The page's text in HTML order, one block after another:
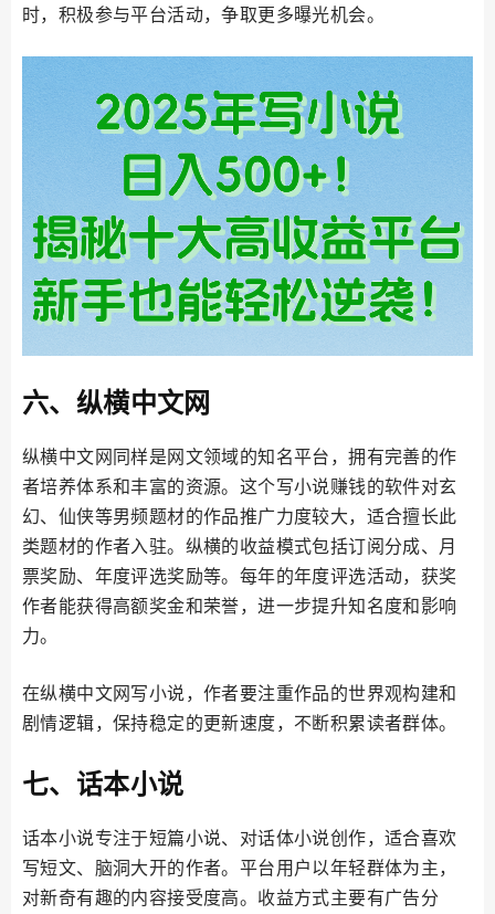
时，积极参与平台活动，争取更多曝光机会。
六、纵横中文网
纵横中文网同样是网文领域的知名平台，拥有完善的作
者培养体系和丰富的资源。这个写小说赚钱的软件对玄
幻、仙侠等男频题材的作品推广力度较大，适合擅长此
类题材的作者入驻。纵横的收益模式包括订阅分成、月
票奖励、年度评选奖励等。每年的年度评选活动，获奖
作者能获得高额奖金和荣誉，进一步提升知名度和影响
力。​
在纵横中文网写小说，作者要注重作品的世界观构建和
剧情逻辑，保持稳定的更新速度，不断积累读者群体。
七、话本小说
话本小说专注于短篇小说、对话体小说创作，适合喜欢
写短文、脑洞大开的作者。平台用户以年轻群体为主，
对新奇有趣的内容接受度高。收益方式主要有广告分